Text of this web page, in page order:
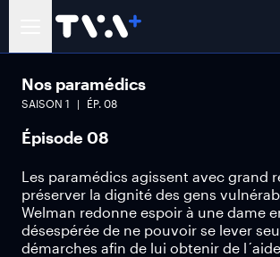
Nos paramédics
SAISON 1 ÉP. 08
Épisode 08
Les paramédics agissent avec grand
préserver la dignité des gens
Welman redonne espoir à une dame
désespérée de ne pouvoir se lever
démarches afin de lui obtenir de